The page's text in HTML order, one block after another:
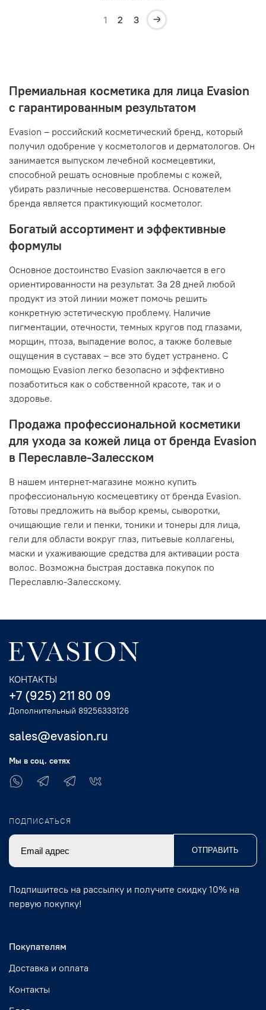
1 2 3
Премиальная косметика для лица Evasion
с гарантированным результатом
Evasion – российский косметический бренд, который
получил одобрение у косметологов и дерматологов. Он
занимается выпуском лечебной космецевтики,
способной решать основные проблемы с кожей,
убирать различные несовершенства. Основателем
бренда является практикующий косметолог.
Богатый ассортимент и эффективные
формулы
Основное достоинство Evasion заключается в его
ориентированности на результат. За 28 дней любой
продукт из этой линии может помочь решить
конкретную эстетическую проблему. Наличие
пигментации, отечности, темных кругов под глазами,
морщин, птоза, выпадение волос, а также болевые
ощущения в суставах – все это будет устранено. С
помощью Evasion легко безопасно и эффективно
позаботиться как о собственной красоте, так и о
здоровье.
Продажа профессиональной косметики
для ухода за кожей лица от бренда Evasion
в Переславле-Залесском
В нашем интернет-магазине можно купить
профессиональную космецевтику от бренда Evasion.
Готовы предложить на выбор кремы, сыворотки,
очищающие гели и пенки, тоники и тонеры для лица,
гели для области вокруг глаз, питьевые коллагены,
маски и ухаживающие средства для активации роста
волос. Возможна быстрая доставка покупок по
Переславлю-Залесскому.
Покупателям
Доставка и оплата
Контакты
КОНТАКТЫ
+7 (925) 211 80 09
Дополнительный 89256333126
sales@evasion.ru
Мы в соц. сетях
ПОДПИСАТЬСЯ
ОТПРАВИТЬ
Подпишитесь на рассылку и получите скидку 10% на
первую покупку!